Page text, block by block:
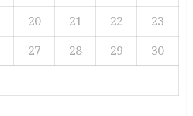
20 21 22
23
27 28 29
30